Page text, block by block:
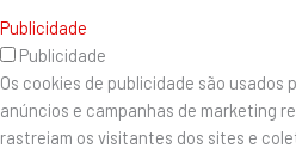
Publicidade
Publicidade
Os cookies de publicidade são
anúncios e campanhas de marketing
rastreiam os visitantes dos sites e